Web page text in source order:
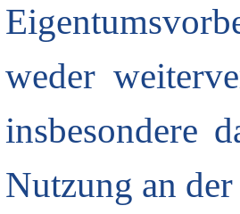
weder
insbesondere
Nutzung an